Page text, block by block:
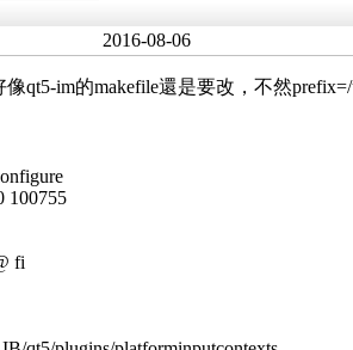
2016-08-06
qt5-im的makefile還是要改，不然
100755
fi